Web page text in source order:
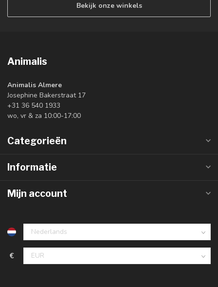
Bekijk onze winkels
Animalis
Animalis Almere
Josephine Bakerstraat 17
+31 36 540 1933
wo, vr & za 10:00-17:00
Categorieën
Informatie
Mijn account
€